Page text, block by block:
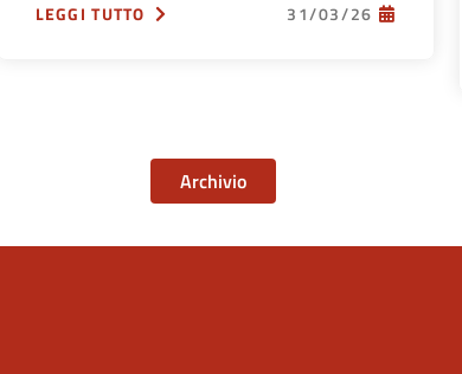
LEGGI TUTTO 31/03/26
Archivio